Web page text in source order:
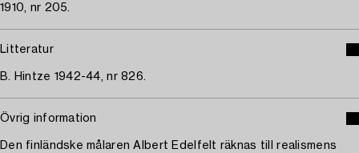
1910, nr 205.
Litteratur
B. Hintze 1942-44, nr 826.
Övrig information
Den finländske målaren Albert Edelfelt räknas till realismens